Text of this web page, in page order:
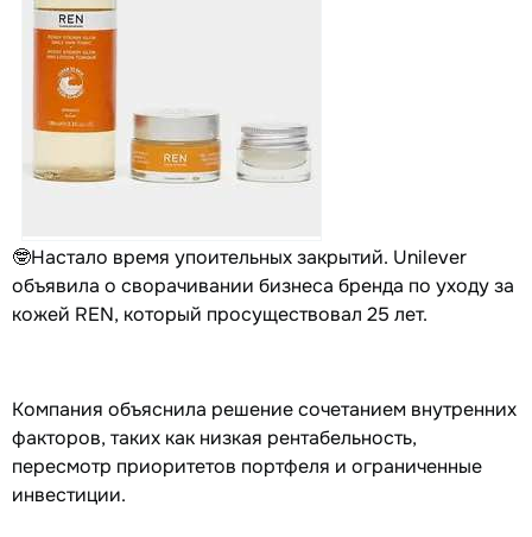
🤓Настало время упоительных закрытий. Unilever
объявила о сворачивании бизнеса бренда по уходу за
кожей REN, который просуществовал 25 лет.
Компания объяснила решение сочетанием внутренних
факторов, таких как низкая рентабельность,
пересмотр приоритетов портфеля и ограниченные
инвестиции.